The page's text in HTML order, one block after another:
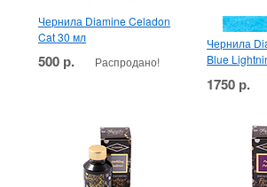
Чернила Diamine Celadon
Cat 30 мл
500 р. Распродано!
Чернила
Blue
1750 р.